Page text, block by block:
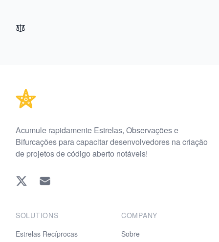
Acumule rapidamente Estrelas, Observações e
Bifurcações para capacitar desenvolvedores na criação
de projetos de código aberto notáveis!
Twitter EMAIL
SOLUTIONS
Estrelas Recíprocas
COMPANY
Sobre